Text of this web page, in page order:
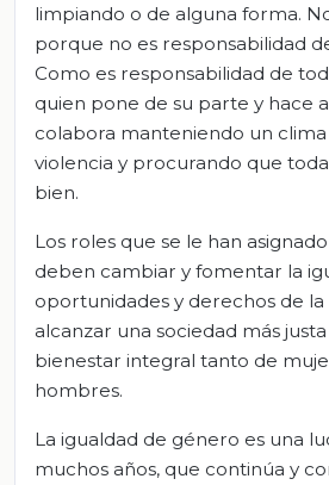
limpiando o de alguna forma.
porque no es responsabilidad
Como es responsabilidad de
quien pone de su parte y hace
colabora manteniendo un
violencia y procurando que
bien.
Los roles que se le han
deben cambiar y fomentar la
oportunidades y derechos de
alcanzar una sociedad más
bienestar integral tanto de
hombres.
La igualdad de género es una
muchos años, que continúa y